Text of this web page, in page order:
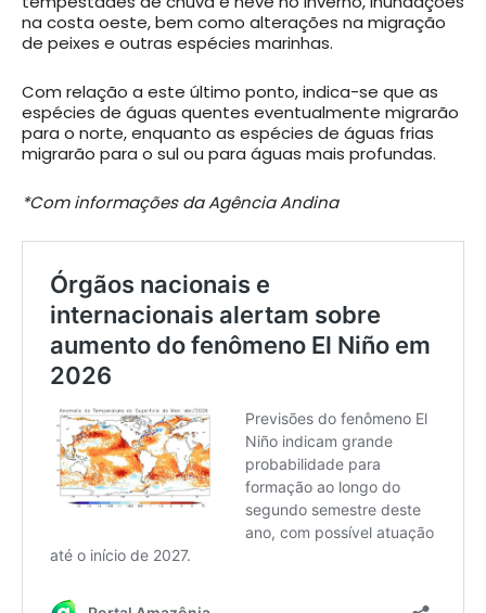
na costa oeste, bem como alterações na migração
de peixes e outras espécies marinhas.
Com relação a este último ponto, indica-se que as
espécies de águas quentes eventualmente migrarão
para o norte, enquanto as espécies de águas frias
migrarão para o sul ou para águas mais profundas.
*Com informações da Agência Andina